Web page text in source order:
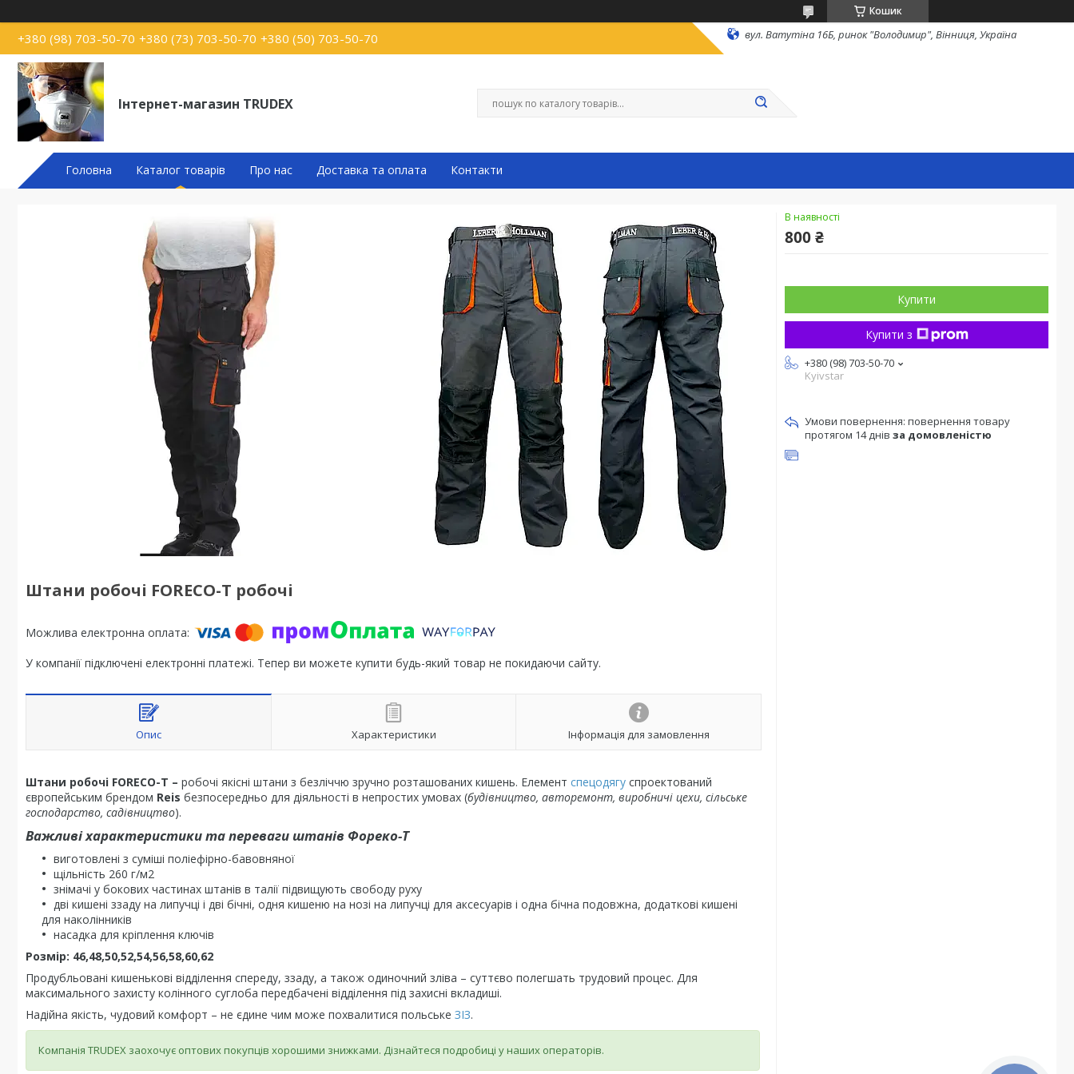
Кошик
+380 (98) 703-50-70 +380 (73) 703-50-70 +380 (50) 703-50-70 вул. Ватутіна 16Б, ринок "Володимир", Вінниця, Україна
Інтернет-магазин TRUDEX
Головна Каталог товарів Про нас Доставка та оплата Контакти
Штани робочі FORECO-T робочі
У компанії підключені електронні платежі. Тепер ви можете купити будь-який товар не покидаючи сайту.
Опис Характеристики Інформація для замовлення
Штани робочі FORECO-T – робочі якісні штани з безліччю зручно розташованих кишень. Елемент спецодягу спроектований
європейським брендом Reis безпосередньо для діяльності в непростих умовах (будівництво, авторемонт, виробничі цехи, сільське
господарство, садівництво).
Важливі характеристики та переваги штанів Фореко-Т
виготовлені з суміші поліефірно-бавовняної
щільність 260 г/м2
знімачі у бокових частинах штанів в талії підвищують свободу руху
дві кишені ззаду на липучці і дві бічні, одня кишеню на нозі на липучці для аксесуарів і одна бічна подовжна, додаткові кишені
для наколінників
насадка для кріплення ключів
Розмір: 46,48,50,52,54,56,58,60,62
Продубльовані кишенькові відділення спереду, ззаду, а також одиночний зліва – суттєво полегшать трудовий процес. Для
максимального захисту колінного суглоба передбачені відділення під захисні вкладиші.
Надійна якість, чудовий комфорт – не єдине чим може похвалитися польське ЗІЗ.
Компанія TRUDEX заохочує оптових покупців хорошими знижками. Дізнайтеся подробиці у наших операторів.
В наявності
800 ₴
Купити
Купити з
+380 (98) 703-50-70
Kyivstar
повернення товару
протягом 14 днів за домовленістю